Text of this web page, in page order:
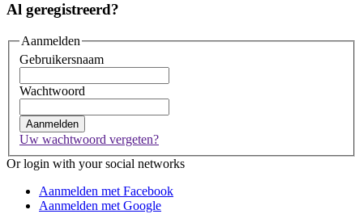
Al geregistreerd?
Aanmelden
Gebruikersnaam
Wachtwoord
Aanmelden
Uw wachtwoord vergeten?
Or login with your social networks
Aanmelden met Facebook
Aanmelden met Google